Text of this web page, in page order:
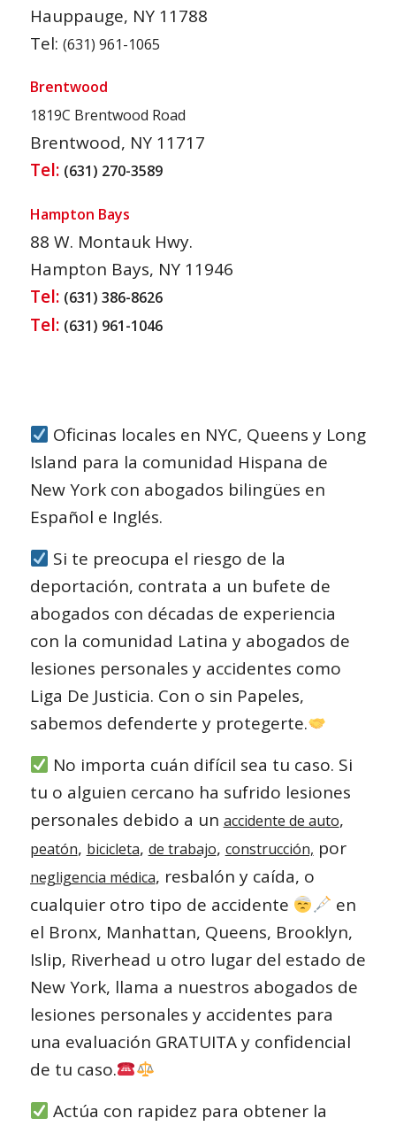
Hauppauge, NY 11788
Tel: (631) 961-1065
Brentwood
1819C Brentwood Road
Brentwood, NY 11717
Tel: (631) 270-3589
Hampton Bays
88 W. Montauk Hwy.
Hampton Bays, NY 11946
Tel: (631) 386-8626
Tel: (631) 961-1046
Oficinas locales en NYC, Queens y Long
Island para la comunidad Hispana de
New York con abogados bilingües en
Español e Inglés.
Si te preocupa el riesgo de la
deportación, contrata a un bufete de
abogados con décadas de experiencia
con la comunidad Latina y abogados de
lesiones personales y accidentes como
Liga De Justicia. Con o sin Papeles,
sabemos defenderte y protegerte.
No importa cuán difícil sea tu caso. Si
tu o alguien cercano ha sufrido lesiones
personales debido a un accidente de auto,
peatón, bicicleta, de trabajo, construcción, por
negligencia médica, resbalón y caída, o
cualquier otro tipo de accidente
en
el Bronx, Manhattan, Queens, Brooklyn,
Islip, Riverhead u otro lugar del estado de
New York, llama a nuestros abogados de
lesiones personales y accidentes para
una evaluación GRATUITA y confidencial
de tu caso.
Actúa con rapidez para obtener la